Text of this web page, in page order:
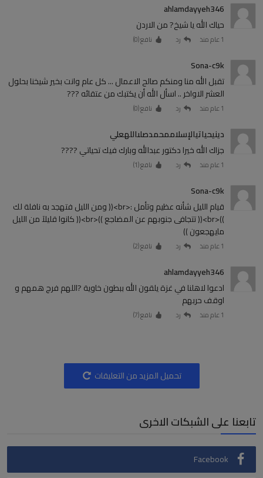
ahlamdayyeh346
حياك الله يا شيخ? من الاردن
1 عام منذ رد نافع (0
)
Sona-c9k
تقبل الله منا ومنكم صالح الاعمال ... كل عام وانت بخير شيخنا بحلول
العشر الاواخر .. اسأل الله أن يكتبك من عتقائه ???
1 عام منذ رد نافع (0
)
دينيحياتيالإسلاممحمدصلىاللهعلي
جزاك الله خيرا دكتور عبدالله وبارك فيك تحياتي ????
1 عام منذ رد نافع (1
)
Sona-c9k
‏قيام الليل شأنه عظيم وتأمل :<br>(( ومن الليل فتهجد به نافلة لك
))<br>(( تتجافى جنوبهم عن المضاجع ))<br>(( كانوا قليلآ من الليل
مايهجعون ))
1 عام منذ رد نافع (2
)
ahlamdayyeh346
ادعوا لاهلنا في غزة يلقون الله ببطون خاوية ?اللهم فرج همهم و
اوقف حربهم
1 عام منذ رد نافع (7
)
تحميل المزيد من التعليقات
تابعنا على الشبكات الاخرى
Facebook